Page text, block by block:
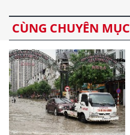
CÙNG CHUYÊN MỤC